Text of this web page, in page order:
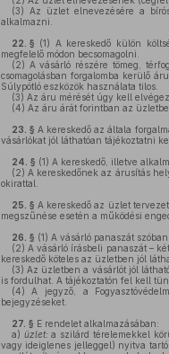
(3) Az üzlet elnevezésére a
alkalmazni.
22. § (1) A kereskedő külön
megfelelő módon becsomagolni.
(2) A vásárló részére tömeg,
csomagolásban forgalomba kerülő
Súlypótló eszközök használata tilos.
(3) Az áru mérését úgy kell
(4) Az áru árát forintban az
23. § A kereskedő az általa
vásárlókat jól láthatóan tájékoztatni
24. § (1) A kereskedő, illetve
(2) A kereskedőnek az árusítás
okirattal.
25. § A kereskedő az üzlet
megszűnése esetén a működési
26. § (1) A vásárló panaszát
(2) A vásárló írásbeli panaszát –
kereskedő köteles az üzletben jól
(3) Az üzletben a vásárlót jól
is fordulhat. A tájékoztatón fel kell
(4) A jegyző, a
bejegyzéseket.
27. § E rendelet alkalmazásában:
a) üzlet: a szilárd térelemekkel
vagy ideiglenes jelleggel) nyitva